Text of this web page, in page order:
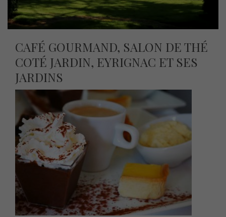
CAFÉ GOURMAND, SALON DE THÉ
COTÉ JARDIN, EYRIGNAC ET SES
JARDINS